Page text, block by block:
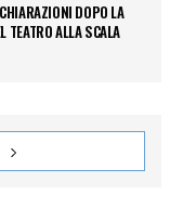
DOPO LA
TEATRO ALLA SCALA